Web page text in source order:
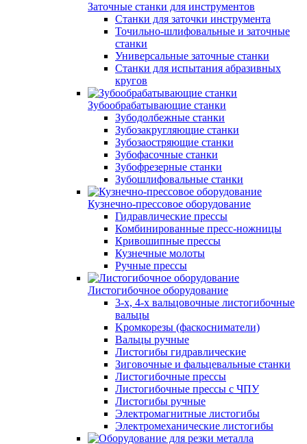
Заточные станки для инструментов
Станки для заточки инструмента
Точильно-шлифовальные и заточные
станки
Универсальные заточные станки
Станки для испытания абразивных
кругов
Зубообрабатывающие станки
Зубодолбежные станки
Зубозакругляющие станки
Зубозаостряющие станки
Зубофасочные станки
Зубофрезерные станки
Зубошлифовальные станки
Кузнечно-прессовое оборудование
Гидравлические прессы
Комбинированные пресс-ножницы
Кривошипные прессы
Кузнечные молоты
Ручные прессы
Листогибочное оборудование
3-х, 4-х вальцовочные листогибочные
вальцы
Kромкорезы (фаскосниматели)
Вальцы ручные
Листогибы гидравлические
Зиговочные и фальцевальные станки
Листогибочные прессы
Листогибочные прессы с ЧПУ
Листогибы ручные
Электромагнитные листогибы
Электромеханические листогибы